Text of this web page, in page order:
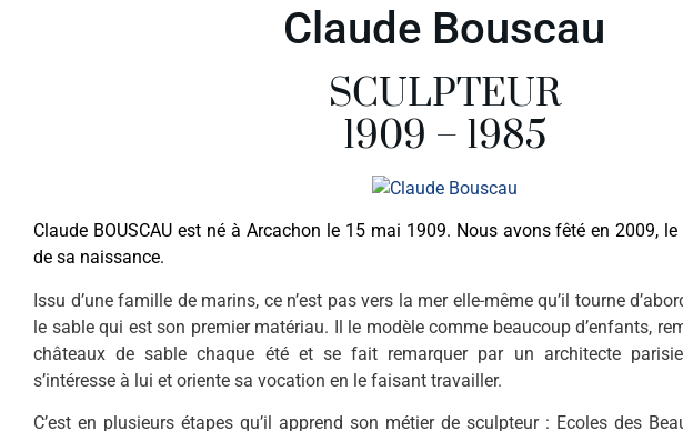
Claude Bouscau
SCULPTEUR
1909 – 1985
Claude BOUSCAU est né à Arcachon le 15 mai 1909. Nous avons fêté en 2009,
de sa naissance.
Issu d’une famille de marins, ce n’est pas vers la mer elle-même qu’il tourne
le sable qui est son premier matériau. Il le modèle comme beaucoup d’enfants,
châteaux de sable chaque été et se fait remarquer par un architecte
s’intéresse à lui et oriente sa vocation en le faisant travailler.
C’est en plusieurs étapes qu’il apprend son métier de sculpteur : Ecoles des